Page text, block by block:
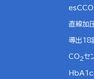
esCCO
直線加
導出18
CO2セ
HbA1c